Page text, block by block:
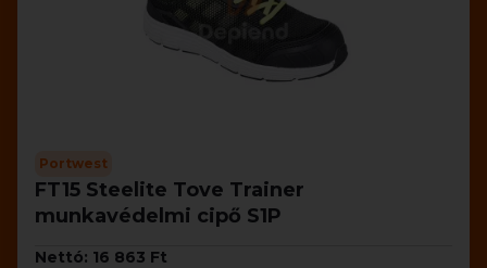
Portwest
FT15 Steelite Tove Trainer
munkavédelmi cipő S1P
Nettó: 16 863 Ft